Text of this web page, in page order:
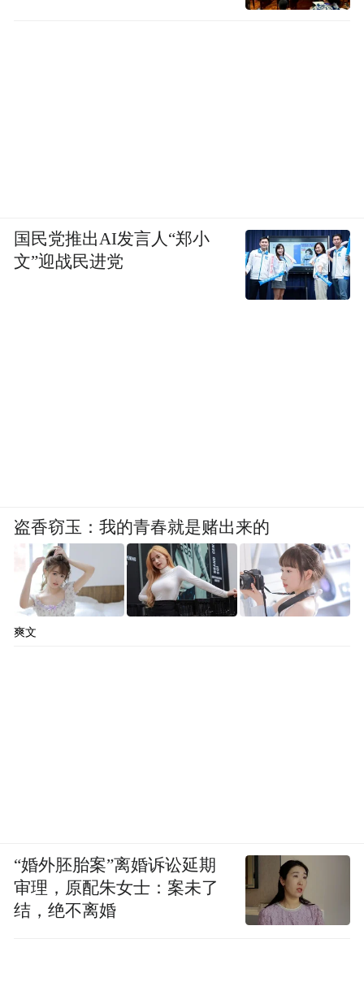
Notice: The content above (including the videos,
国民党推出AI发言人“郑小
文”迎战民进党
盗香窃玉：我的青春就是赌出来的
爽文
“婚外胚胎案”离婚诉讼延期
审理，原配朱女士：案未了
结，绝不离婚